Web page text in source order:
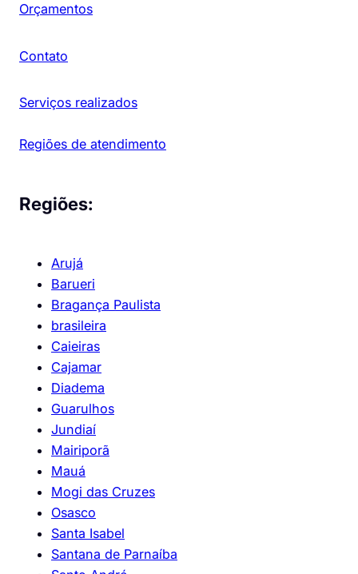
Orçamentos
Contato
Serviços realizados
Regiões de atendimento
Regiões:
Arujá
Barueri
Bragança Paulista
brasileira
Caieiras
Cajamar
Diadema
Guarulhos
Jundiaí
Mairiporã
Mauá
Mogi das Cruzes
Osasco
Santa Isabel
Santana de Parnaíba